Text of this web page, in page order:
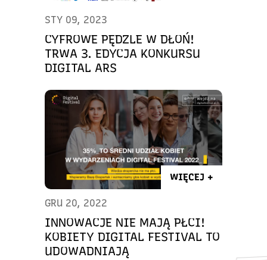
STY 09, 2023
CYFROWE PĘDZLE W DŁOŃ!
TRWA 3. EDYCJA KONKURSU
DIGITAL ARS
WIĘCEJ +
GRU 20, 2022
INNOWACJE NIE MAJĄ PŁCI!
KOBIETY DIGITAL FESTIVAL TO
UDOWADNIAJĄ